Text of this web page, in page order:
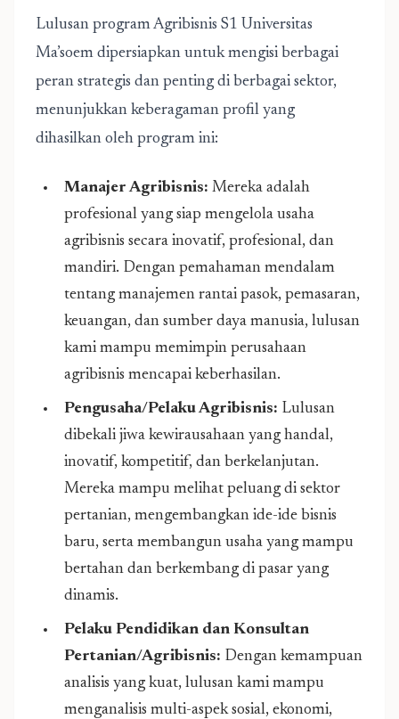
Lulusan program Agribisnis S1 Universitas
Ma’soem dipersiapkan untuk mengisi berbagai
peran strategis dan penting di berbagai sektor,
menunjukkan keberagaman profil yang
dihasilkan oleh program ini:
Manajer Agribisnis: Mereka adalah
profesional yang siap mengelola usaha
agribisnis secara inovatif, profesional, dan
mandiri. Dengan pemahaman mendalam
tentang manajemen rantai pasok, pemasaran,
keuangan, dan sumber daya manusia, lulusan
kami mampu memimpin perusahaan
agribisnis mencapai keberhasilan.
Pengusaha/Pelaku Agribisnis: Lulusan
dibekali jiwa kewirausahaan yang handal,
inovatif, kompetitif, dan berkelanjutan.
Mereka mampu melihat peluang di sektor
pertanian, mengembangkan ide-ide bisnis
baru, serta membangun usaha yang mampu
bertahan dan berkembang di pasar yang
dinamis.
Pelaku Pendidikan dan Konsultan
Pertanian/Agribisnis: Dengan kemampuan
analisis yang kuat, lulusan kami mampu
menganalisis multi-aspek sosial, ekonomi,